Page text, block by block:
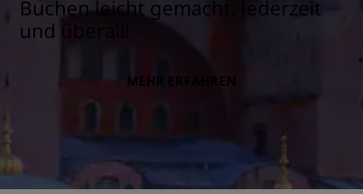
Buchen leicht gemacht. Jederzeit
und überall!
MEHR ERFAHREN